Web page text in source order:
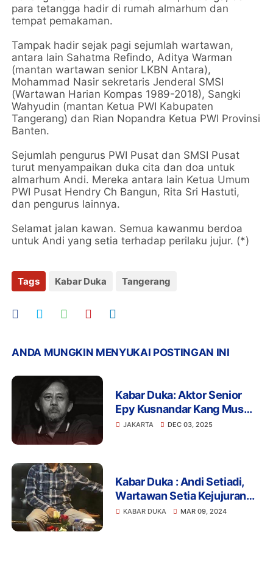
para tetangga hadir di rumah almarhum dan
tempat pemakaman.
Tampak hadir sejak pagi sejumlah wartawan,
antara lain Sahatma Refindo, Aditya Warman
(mantan wartawan senior LKBN Antara),
Mohammad Nasir sekretaris Jenderal SMSI
(Wartawan Harian Kompas 1989-2018), Sangki
Wahyudin (mantan Ketua PWI Kabupaten
Tangerang) dan Rian Nopandra Ketua PWI Provinsi
Banten.
Sejumlah pengurus PWI Pusat dan SMSI Pusat
turut menyampaikan duka cita dan doa untuk
almarhum Andi. Mereka antara lain Ketua Umum
PWI Pusat Hendry Ch Bangun, Rita Sri Hastuti,
dan pengurus lainnya.
Selamat jalan kawan. Semua kawanmu berdoa
untuk Andi yang setia terhadap perilaku jujur. (*)
Tags Kabar Duka Tangerang
ANDA MUNGKIN MENYUKAI POSTINGAN INI
Kabar Duka: Aktor Senior
Epy Kusnandar Kang Mus
Preman Pensiun Meninggal
JAKARTA DEC 03, 2025
Kabar Duka : Andi Setiadi,
Wartawan Setia Kejujuran
Berpulang
KABAR DUKA MAR 09, 2024